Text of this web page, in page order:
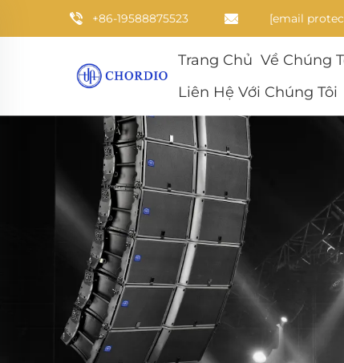
+86-19588875523 [email
Trang Chủ Về Chúng
Liên Hệ Với Chúng Tôi